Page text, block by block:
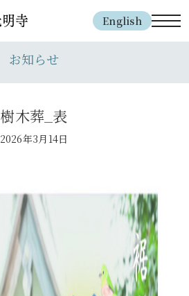
English
お知らせ
樹木葬_表
2026年3月14日